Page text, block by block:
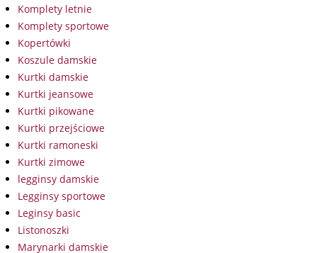
Komplety letnie
Komplety sportowe
Kopertówki
Koszule damskie
Kurtki damskie
Kurtki jeansowe
Kurtki pikowane
Kurtki przejściowe
Kurtki ramoneski
Kurtki zimowe
legginsy damskie
Legginsy sportowe
Leginsy basic
Listonoszki
Marynarki damskie